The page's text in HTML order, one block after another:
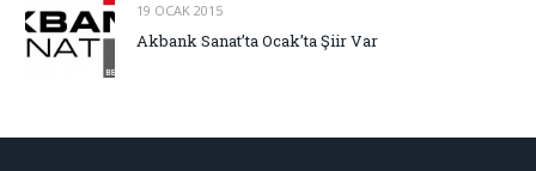
19 OCAK 2015
Akbank Sanat’ta Ocak’ta Şiir Var